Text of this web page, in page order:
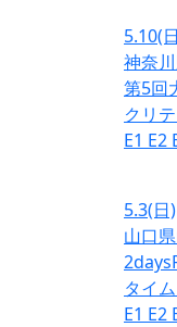
5.10(
神奈
第5回
クリ
E1 E2
5.3(日)
山口
タイ
E1 E2